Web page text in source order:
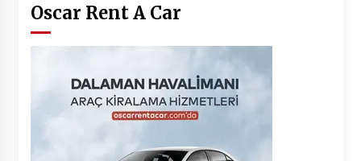
Oscar Rent A Car